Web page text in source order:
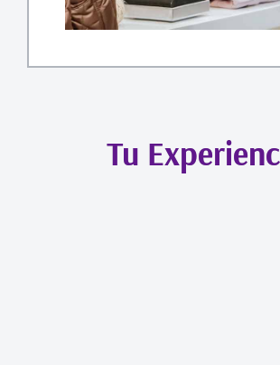
Tu